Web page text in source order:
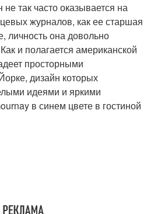
так часто оказывается на
журналов, как ее старшая
личность она довольно
и полагается американской
просторными
дизайн которых
идеями и яркими
в синем цвете в гостиной